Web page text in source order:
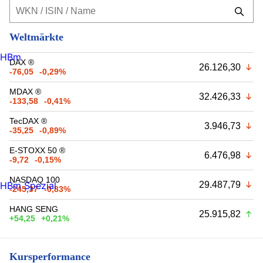
Weltmärkte
DAX ®
-76,05
-0,29% 26.126,30
MDAX ®
-133,58
-0,41% 32.426,33
TecDAX ®
-35,25
-0,89% 3.946,73
E-STOXX 50 ®
-9,72
-0,15% 6.476,98
NASDAQ 100
-245,37
-0,83% 29.487,79
HANG SENG
+54,25
+0,21% 25.915,82
Kursperformance
HBm
HBm Spezial